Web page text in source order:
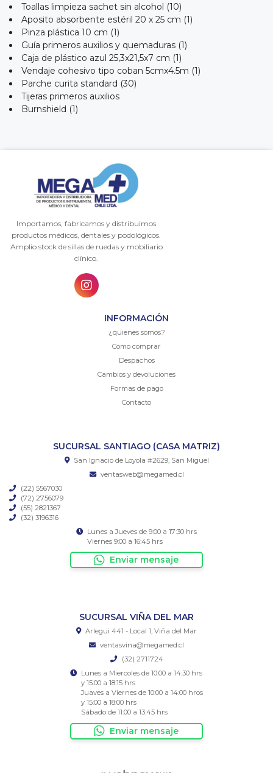
Toallas limpieza sachet sin alcohol (10)
Aposito absorbente estéril 20 x 25 cm (1)
Pinza plástica 10 cm (1)
Guía primeros auxilios y quemaduras (1)
Caja de plástico azul 25,3x21,5x7 cm (1)
Vendaje cohesivo tipo coban 5cmx4.5m (1)
Parche curita standard (30)
Tijeras primeros auxilios
Burnshield (1)
Importamos, fabricamos y distribuimos
productos médicos, dentales y podológicos.
Amplio stock de sillas de ruedas y mobiliario
clínico.
INFORMACIÓN
¿quienes somos?
Como comprar
Despachos
Cambios y devoluciones
Formas de pago
Contacto
SUCURSAL SANTIAGO (CASA MATRIZ)
San Ignacio de Loyola #2629, San Miguel
ventasweb@megamed.cl
(22) 5567030
(72) 2756079
(55) 2821367
(32) 3196316
Lunes a Jueves de 9:00 a 17:30 hrs
Viernes 9:00 a 16:45 hrs
Enviar mensaje
SUCURSAL VIÑA DEL MAR
Arlegui 441 - Local 1, Viña del Mar
ventasvina@megamed.cl
(32) 2711724
Lunes a Miercoles de 10:00 a 14:30 hrs
y 15:00 a 18:15 hrs
Juaves a Viernes de 10:00 a 14:00 hros
y 15:00 a 18:00 hrs
Sábado de 11:00 a 13:45 hrs
Enviar mensaje